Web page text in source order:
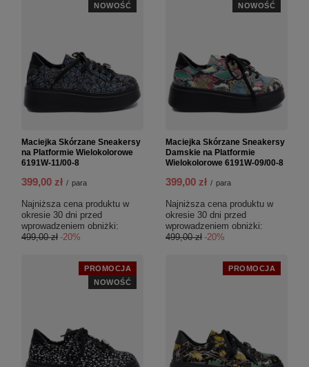
NOWOŚĆ
Maciejka Skórzane Sneakersy
na Platformie Wielokolorowe
6191W-11/00-8
399,00 zł / para
Najniższa cena produktu w
okresie 30 dni przed
wprowadzeniem obniżki:
499,00 zł -20%
NOWOŚĆ
Maciejka Skórzane Sneakersy
Damskie na Platformie
Wielokolorowe 6191W-09/00-8
399,00 zł / para
Najniższa cena produktu w
okresie 30 dni przed
wprowadzeniem obniżki:
499,00 zł -20%
PROMOCJA
NOWOŚĆ
PROMOCJA